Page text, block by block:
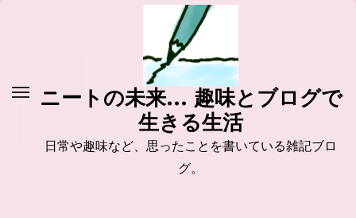
ニートの未来... 趣味とブログで
生きる生活
日常や趣味など、思ったことを書いている雑記ブロ
グ。